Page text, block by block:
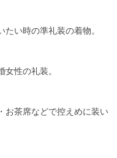
い時の準礼装の着物。
性の礼装。
お茶席などで控えめに装い